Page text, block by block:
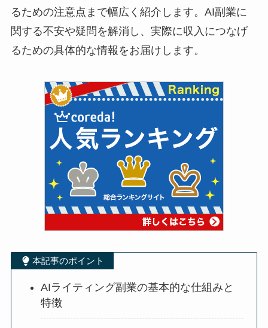
るための注意点まで幅広く紹介します。AI副業に
関する不安や疑問を解消し、実際に収入につなげ
るための具体的な情報をお届けします。
本記事のポイント
AIライティング副業の基本的な仕組みと
特徴